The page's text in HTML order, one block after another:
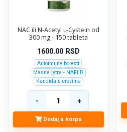
NAC ili N-Acetyl L-Cystein od
300 mg - 150 tableta
1600.00RSD
Autoimune bolesti
Masna jetra - NAFLD
Kandida u crevima
Dodaj u korpu